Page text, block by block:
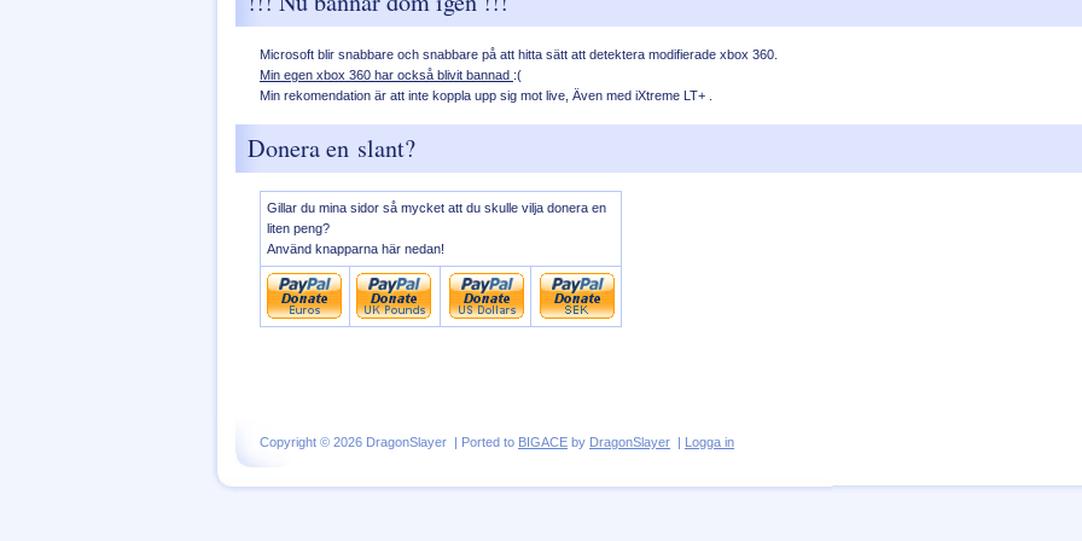
Microsoft blir snabbare och snabbare på att hitta sätt att detektera modifierade xbox 360.
Min egen xbox 360 har också blivit bannad :(
Min rekomendation är att inte koppla upp sig mot live, Även med iXtreme LT+ .
Donera en slant?
Gillar du mina sidor så mycket att du skulle vilja donera en
liten peng?
Använd knapparna här nedan!
Copyright © 2026 DragonSlayer | Ported to BIGACE by DragonSlayer | Logga in